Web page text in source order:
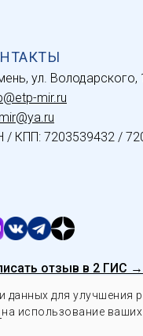
для улучшения
на использование
отзыв в 2 ГИС →
ул. Володарского,
mir.ru
/ КПП: 7203539432 /